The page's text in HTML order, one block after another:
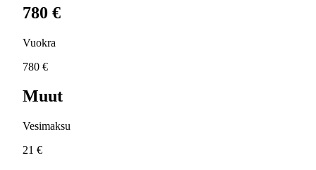
780 €
Vuokra
780 €
Muut
Vesimaksu
21 €